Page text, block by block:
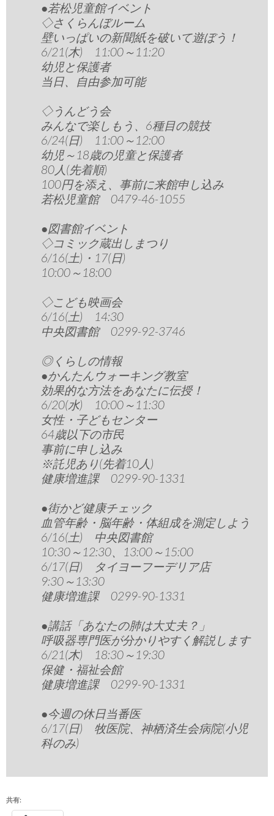
●若松児童館イベント
◇さくらんぼルーム
壁いっぱいの新聞紙を破いて遊ぼう！
6/21(木) 11:00～11:20
幼児と保護者
当日、自由参加可能
◇うんどう会
みんなで楽しもう、6種目の競技
6/24(日) 11:00～12:00
幼児～18歳の児童と保護者
80人(先着順)
100円を添え、事前に来館申し込み
若松児童館 0479-46-1055
●図書館イベント
◇コミック蔵出しまつり
6/16(土)・17(日)
10:00～18:00
◇こども映画会
6/16(土) 14:30
中央図書館 0299-92-3746
◎くらしの情報
●かんたんウォーキング教室
効果的な方法をあなたに伝授！
6/20(水) 10:00～11:30
女性・子どもセンター
64歳以下の市民
事前に申し込み
※託児あり(先着10人)
健康増進課 0299-90-1331
●街かど健康チェック
血管年齢・脳年齢・体組成を測定しよう
6/16(土) 中央図書館
10:30～12:30、13:00～15:00
6/17(日) タイヨーフーデリア店
9:30～13:30
健康増進課 0299-90-1331
●講話「あなたの肺は大丈夫？」
呼吸器専門医が分かりやすく解説します
6/21(木) 18:30～19:30
保健・福祉会館
健康増進課 0299-90-1331
●今週の休日当番医
6/17(日) 牧医院、神栖済生会病院(小児
科のみ)
共有: